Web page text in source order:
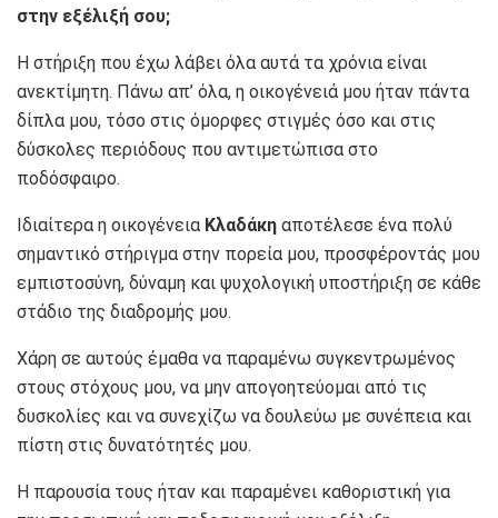
στην εξέλιξή σου;
Η στήριξη που έχω λάβει όλα αυτά τα χρόνια είναι
ανεκτίμητη. Πάνω απ’ όλα, η οικογένειά μου ήταν πάντα
δίπλα μου, τόσο στις όμορφες στιγμές όσο και στις
δύσκολες περιόδους που αντιμετώπισα στο
ποδόσφαιρο.
Ιδιαίτερα η οικογένεια Κλαδάκη αποτέλεσε ένα πολύ
σημαντικό στήριγμα στην πορεία μου, προσφέροντάς μου
εμπιστοσύνη, δύναμη και ψυχολογική υποστήριξη σε κάθε
στάδιο της διαδρομής μου.
Χάρη σε αυτούς έμαθα να παραμένω συγκεντρωμένος
στους στόχους μου, να μην απογοητεύομαι από τις
δυσκολίες και να συνεχίζω να δουλεύω με συνέπεια και
πίστη στις δυνατότητές μου.
Η παρουσία τους ήταν και παραμένει καθοριστική για